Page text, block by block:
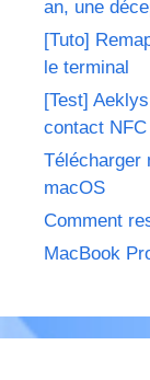
an, une
[Tuto]
le terminal
[Test]
contact NFC
Télécharger
macOS
Comment
MacBook